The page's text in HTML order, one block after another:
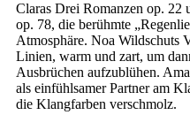
Claras Drei Romanzen op.
op. 78, die berühmte
Atmosphäre. Noa Wildschuts
Linien, warm und zart, um
Ausbrüchen aufzublühen.
als einfühlsamer Partner am
die Klangfarben verschmolz.